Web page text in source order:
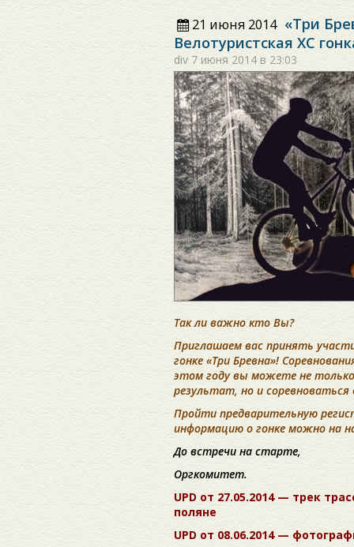
21 июня 2014 «Три
Велотуристская ХС
div 7 июня 2014 в 23:03
Так ли важно кто Вы?
Приглашаем вас принять
гонке «Три Бревна»!
этом году вы можете не
результат, но и
Пройти предварительную
информацию о гонке можно на
До встречи на старте,
Оргкомитет.
UPD от 27.05.2014 — трек
поляне
UPD от 08.06.2014 —